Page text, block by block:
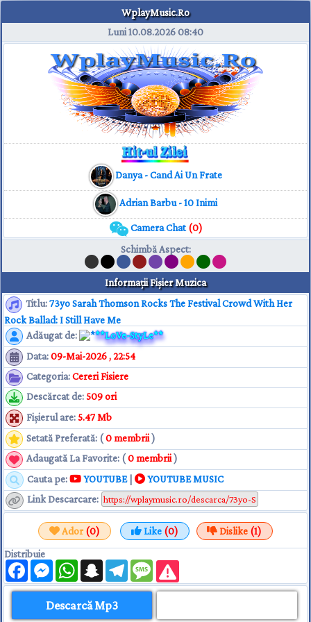
WplayMusic.Ro
Luni 10.08.202608:40
Danya - Cand Ai Un Frate
Adrian Barbu - 10 Inimi
Camera Chat(0)
Schimbă Aspect:
Informaţii Fişier Muzica
Titlu:73yo Sarah Thomson Rocks The Festival Crowd With Her
Rock Ballad: I Still Have Me
Adăugat de:
**LoVe-StyLe**
Data:09-Mai-2026 , 22:54
Categoria:Cereri Fisiere
Descărcat de:509 ori
Fişierul are:5.47 Mb
Setată Preferată: (0 membrii )
Adaugată La Favorite: (0 membrii )
Cauta pe:
YOUTUBE|
YOUTUBE MUSIC
Link Descarcare:
Ador(0) Like (0) Dislike (1)
Distribuie
FacebookMessengerWhatsAppSnapchatTelegramMessage
Descarcă Mp3